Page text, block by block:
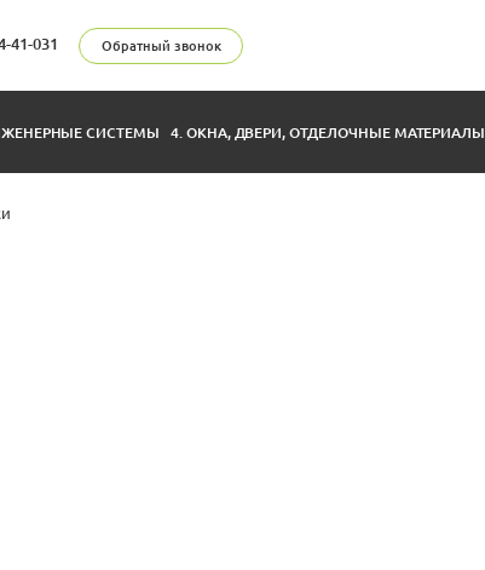
41-031 Обратный звонок
СИСТЕМЫ 4. ОКНА, ДВЕРИ, ОТДЕЛОЧНЫЕ МАТЕРИАЛЫ